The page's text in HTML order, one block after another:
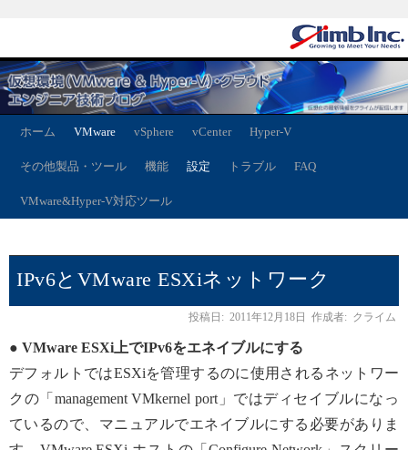
ホーム VMware vSphere vCenter Hyper-V
その他製品・ツール 機能 設定 トラブル FAQ
VMware&Hyper-V対応ツール
IPv6とVMware ESXiネットワーク
投稿日: 2011年12月18日 作成者: クライム
● VMware ESXi上でIPv6をエネイブルにする
デフォルトではESXiを管理するのに使用されるネットワー
クの「management VMkernel port」ではディセイブルになっ
ているので、マニュアルでエネイブルにする必要がありま